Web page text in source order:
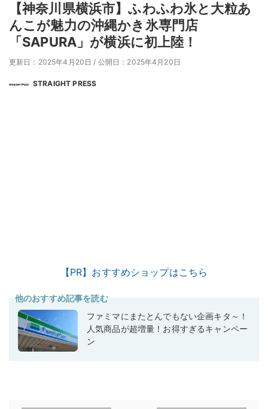
【神奈川県横浜市】ふわふわ氷と大粒あ
んこが魅力の沖縄かき氷専門店
「SAPURA」が横浜に初上陸！
更新日：2025年4月20日 / 公開日：2025年4月20日
STRAIGHT PRESS
【PR】おすすめショップはこちら
他のおすすめ記事を読む
ファミマにまたとんでもない企画キタ～！
人気商品が超増量！お得すぎるキャンペー
ン